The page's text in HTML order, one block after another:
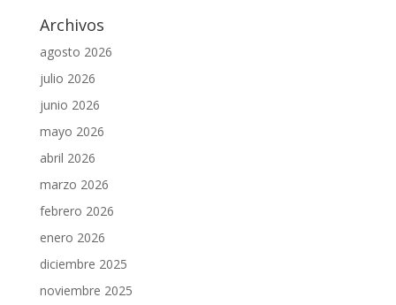
Archivos
agosto 2026
julio 2026
junio 2026
mayo 2026
abril 2026
marzo 2026
febrero 2026
enero 2026
diciembre 2025
noviembre 2025